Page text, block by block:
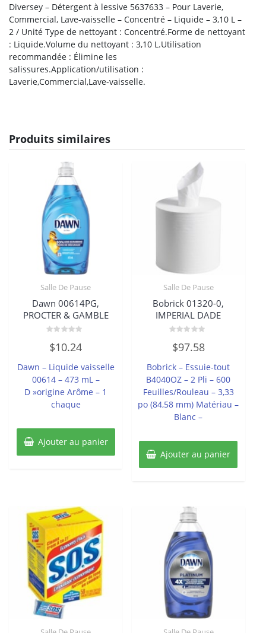
Diversey – Détergent à lessive 5637633 – Pour Laverie,
Commercial, Lave-vaisselle – Concentré – Liquide – 3,10 L –
2 / Unité Type de nettoyant : Concentré.Forme de nettoyant
: Liquide.Volume du nettoyant : 3,10 L.Utilisation
recommandée : Élimine les
salissures.Application/utilisation :
Laverie,Commercial,Lave-vaisselle.
Produits similaires
Salle De Pause
Dawn 00614PG,
PROCTER & GAMBLE
0
sur
$10.24
Dawn – Liquide vaisselle
00614 – 473 mL –
D »origine Arôme – 1
chaque
Ajouter au panier
Salle De Pause
Bobrick 01320-0,
IMPERIAL DADE
0
sur
$97.58
Bobrick – Essuie-tout
B4040OZ – 2 Pli – 600
Feuilles/Rouleau – 3,33
po (84,58 mm) Matériau –
Blanc –
Ajouter au panier